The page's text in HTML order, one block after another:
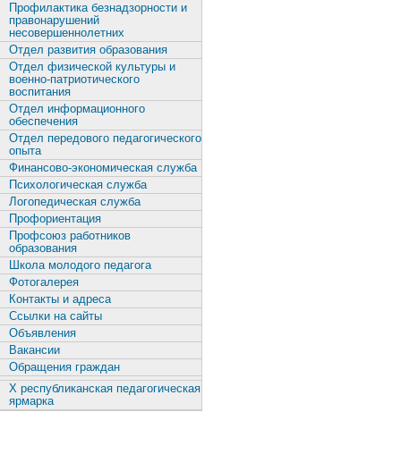
Профилактика безнадзорности и
правонарушений
несовершеннолетних
Отдел развития образования
Отдел физической культуры и
военно-патриотического
воспитания
Отдел информационного
обеспечения
Отдел передового педагогического
опыта
Финансово-экономическая служба
Психологическая служба
Логопедическая служба
Профориентация
Профсоюз работников
образования
Школа молодого педагога
Фотогалерея
Контакты и адреса
Ссылки на сайты
Объявления
Вакансии
Обращения граждан
X республиканская педагогическая
ярмарка